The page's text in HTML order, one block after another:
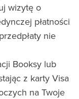
wizytę o
płatności
nie
Booksy lub
z karty Visa
na Twoje